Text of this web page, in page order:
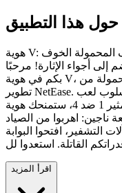
حول هذا التطبيق
هوية V: لعبة رعب غير متناظرة 1 ضد 4 للهواتف المحمولة الخوف
إلى أجواء الإثارة! مرحبًا
بكم في هوية V، أول لعبة رعب غير متناظرة للهواتف المحمولة من
تطوير NetEase. بأسلوب فني قوطي، وقصص غامضة، وأسلوب لعب
مثير 1 ضد 4، ستمنحك هوية V تجربة آسرة. الميزات الرئيسية:
أربعة ناجين: اهربوا من الصياد
التشفير، افتحوا البوابة
اقرأ المزيد